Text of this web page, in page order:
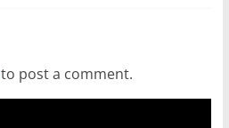
to post a comment.